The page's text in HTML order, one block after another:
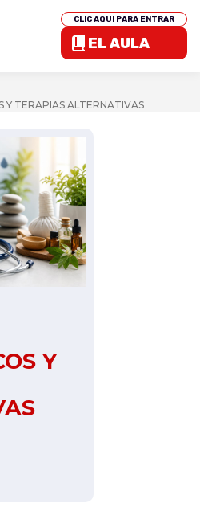
CLIC AQUI PARA ENTRAR
EL AULA
Y TERAPIAS ALTERNATIVAS
Y